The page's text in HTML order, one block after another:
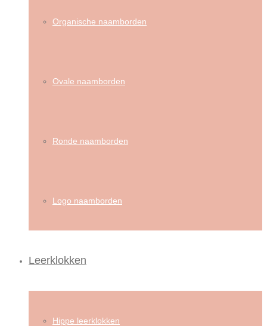
Organische naamborden
Ovale naamborden
Ronde naamborden
Logo naamborden
Leerklokken
Hippe leerklokken